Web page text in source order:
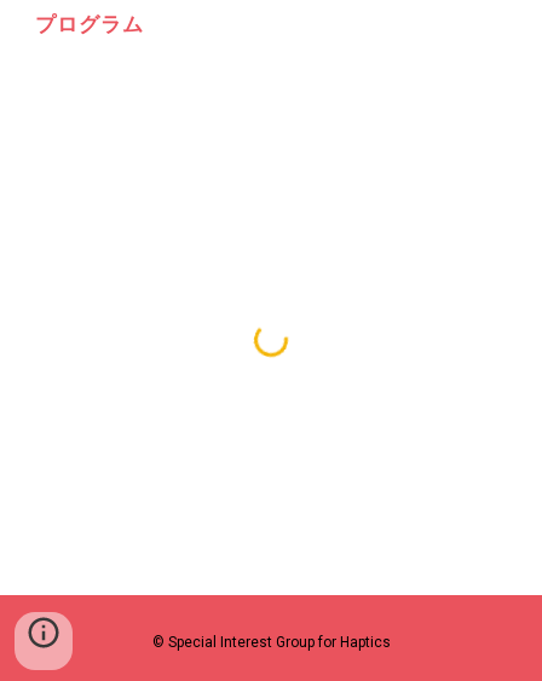
プログラム
© Special Interest Group for Haptics